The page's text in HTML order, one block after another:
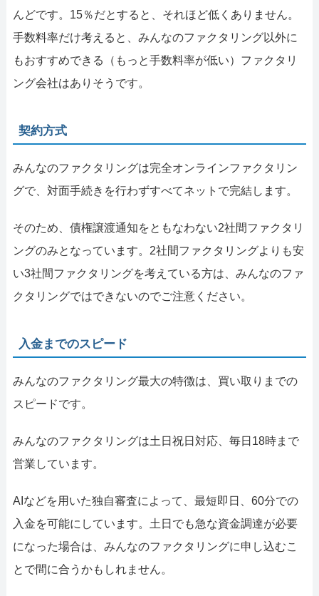
んどです。15％だとすると、それほど低くありません。
手数料率だけ考えると、みんなのファクタリング以外に
もおすすめできる（もっと手数料率が低い）ファクタリ
ング会社はありそうです。
契約方式
みんなのファクタリングは完全オンラインファクタリン
グで、対面手続きを行わずすべてネットで完結します。
そのため、債権譲渡通知をともなわない2社間ファクタリ
ングのみとなっています。2社間ファクタリングよりも安
い3社間ファクタリングを考えている方は、みんなのファ
クタリングではできないのでご注意ください。
入金までのスピード
みんなのファクタリング最大の特徴は、買い取りまでの
スピードです。
みんなのファクタリングは土日祝日対応、毎日18時まで
営業しています。
AIなどを用いた独自審査によって、最短即日、60分での
入金を可能にしています。土日でも急な資金調達が必要
になった場合は、みんなのファクタリングに申し込むこ
とで間に合うかもしれません。